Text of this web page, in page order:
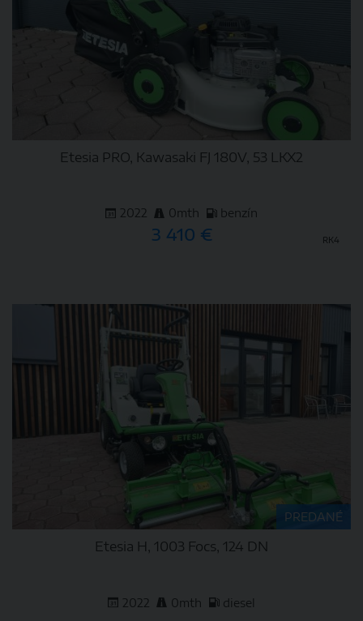
Etesia PRO, Kawasaki FJ 180V, 53 LKX2
2022 0mth benzín
3 410 € RK4
DETAIL
PREDANÉ
Etesia H, 1003 Focs, 124 DN
2022 0mth diesel